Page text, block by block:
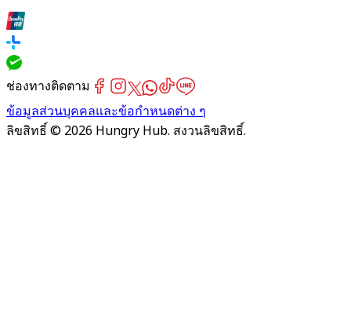
ช่องทางติดตาม
ข้อมูลส่วนบุคคลและข้อกำหนดต่าง ๆ
ลิขสิทธิ์ © 2026 Hungry Hub. สงวนลิขสิทธิ์.